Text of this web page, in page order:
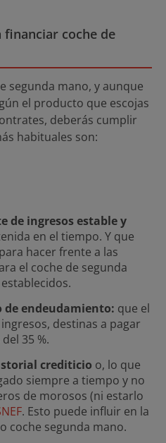
financiar coche de
segunda mano, y aunque
el producto que escojas
deberás cumplir
habituales son:
de ingresos estable y
en el tiempo. Y que
hacer frente a las
el coche de segunda
de endeudamiento: que el
destinas a pagar
35 %.
crediticio o, lo que
siempre a tiempo y no
de morosos (ni estarlo
. Esto puede influir en la
coche segunda mano.